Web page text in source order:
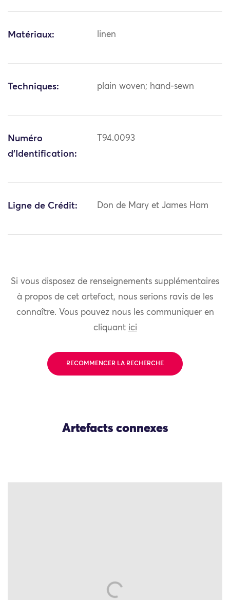
Matériaux: linen
Techniques: plain woven; hand-sewn
Numéro
d'Identification:
T94.0093
Ligne de Crédit: Don de Mary et James Ham
Si vous disposez de renseignements supplémentaires
à propos de cet artefact, nous serions ravis de les
connaître. Vous pouvez nous les communiquer en
cliquant ici
RECOMMENCER LA RECHERCHE
Artefacts connexes